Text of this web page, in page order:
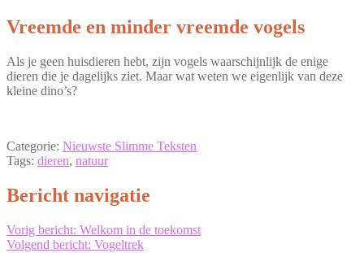
Vreemde en minder vreemde vogels
Als je geen huisdieren hebt, zijn vogels waarschijnlijk de enige
dieren die je dagelijks ziet. Maar wat weten we eigenlijk van deze
kleine dino’s?
Categorie: Nieuwste Slimme Teksten
Tags: dieren, natuur
Bericht navigatie
Vorig bericht: Welkom in de toekomst
Volgend bericht: Vogeltrek